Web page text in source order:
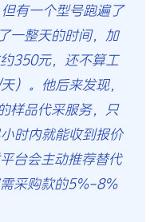
有一个型号跑遍了
一整天的时间，加
350元，还不算工
）。他后来发现，
样品代采服务，只
时内就能收到报价
台会主动推荐替代
采购款的5%-8%